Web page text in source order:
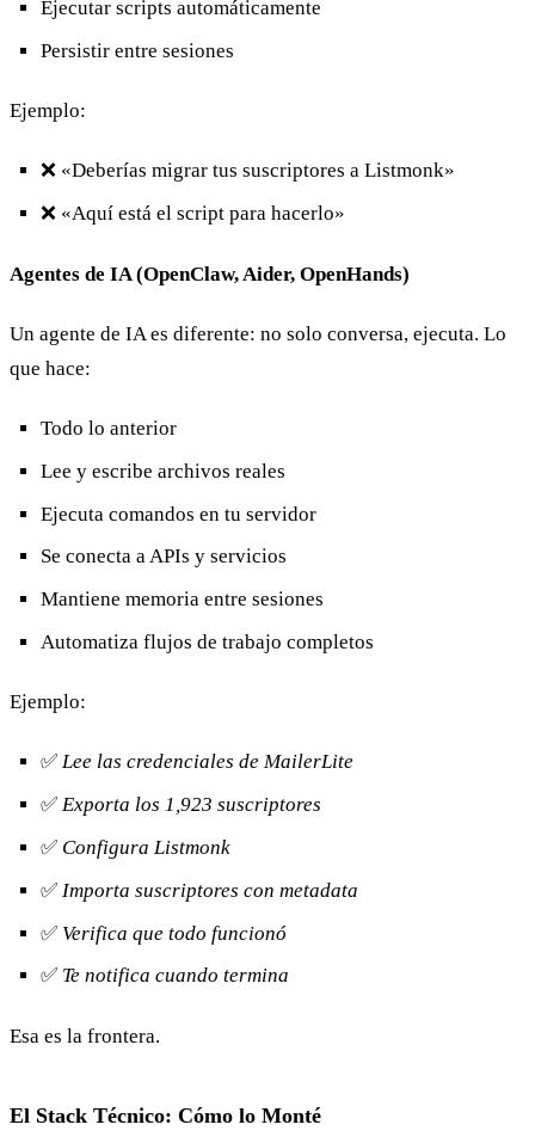
Ejecutar scripts automáticamente
Persistir entre sesiones
Ejemplo:
❌ «Deberías migrar tus suscriptores a Listmonk»
❌ «Aquí está el script para hacerlo»
Agentes de IA (OpenClaw, Aider, OpenHands)
Un agente de IA es diferente: no solo conversa, ejecuta. Lo
que hace:
Todo lo anterior
Lee y escribe archivos reales
Ejecuta comandos en tu servidor
Se conecta a APIs y servicios
Mantiene memoria entre sesiones
Automatiza flujos de trabajo completos
Ejemplo:
✅ Lee las credenciales de MailerLite
✅ Exporta los 1,923 suscriptores
✅ Configura Listmonk
✅ Importa suscriptores con metadata
✅ Verifica que todo funcionó
✅ Te notifica cuando termina
Esa es la frontera.
El Stack Técnico: Cómo lo Monté